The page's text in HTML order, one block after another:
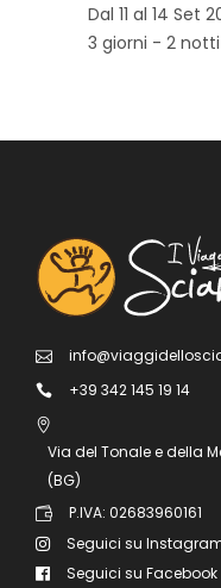
Dal 11 al 14 Set
3 giorni - 2 notti
+39 342 145 19 14
Via del Tonale e della
(BG)
P.IVA: 02683960161
Seguici su
Seguici su Facebook